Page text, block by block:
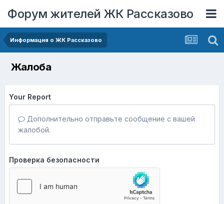
Форум жителей ЖК Рассказово
Информация о ЖК Рассказово
Жалоба
Your Report
Дополнительно отправьте сообщение с вашей
жалобой.
Проверка безопасности